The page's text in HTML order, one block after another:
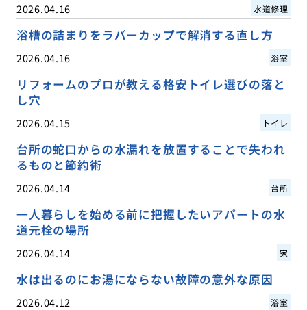
2026.04.16 水道修理
浴槽の詰まりをラバーカップで解消する直し方
2026.04.16 浴室
リフォームのプロが教える格安トイレ選びの落と
し穴
2026.04.15 トイレ
台所の蛇口からの水漏れを放置することで失われ
るものと節約術
2026.04.14 台所
一人暮らしを始める前に把握したいアパートの水
道元栓の場所
2026.04.14 家
水は出るのにお湯にならない故障の意外な原因
2026.04.12 浴室